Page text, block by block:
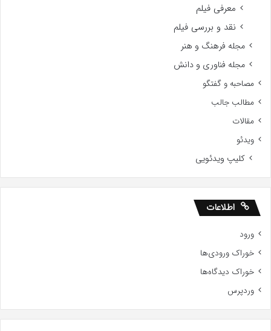
معرفی فیلم
نقد و بررسی فیلم
مجله فرهنگ و هنر
مجله فناوری و دانش
مصاحبه و گفتگو
مطالب جالب
مقالات
ویدئو
کلیپ ویدئویی
اطلاعات
ورود
خوراک ورودی‌ها
خوراک دیدگاه‌ها
وردپرس